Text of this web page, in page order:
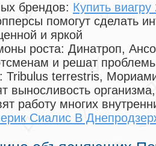
брендов: Купить
помогут сделать
и яркой
роста: Динатроп,
и решат
Tribulus terrestris,
выносливость
работу многих
Сиалис В